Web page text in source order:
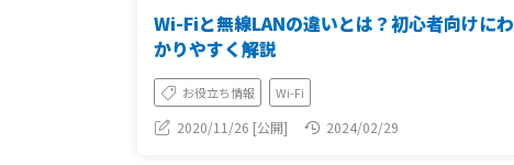
Wi-Fiと無線LANの違いとは？初心者向けにわ
かりやすく解説
お役立ち情報 Wi-Fi
2020/11/26 [公開] 2024/02/29